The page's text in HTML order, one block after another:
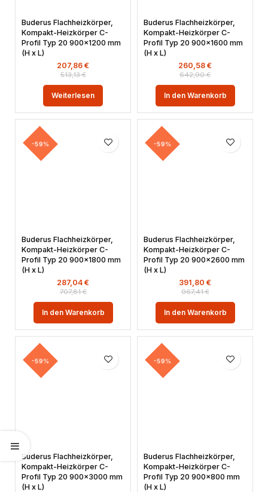
Buderus Flachheizkörper,
Kompakt-Heizkörper C-
Profil Typ 20 900×1200 mm
(H x L)
513,13€
207,86 €
Weiterlesen
Buderus Flachheizkörper,
Kompakt-Heizkörper C-
Profil Typ 20 900×1600 mm
(H x L)
642,90€
260,58 €
In den Warenkorb
-59%
Buderus Flachheizkörper,
Kompakt-Heizkörper C-
Profil Typ 20 900×1800 mm
(H x L)
707,81€
287,04 €
In den Warenkorb
-59%
Buderus Flachheizkörper,
Kompakt-Heizkörper C-
Profil Typ 20 900×2600 mm
(H x L)
967,41€
391,80 €
In den Warenkorb
-59%
Buderus Flachheizkörper,
Kompakt-Heizkörper C-
Profil Typ 20 900×3000 mm
(H x L)
-59%
Buderus Flachheizkörper,
Kompakt-Heizkörper C-
Profil Typ 20 900×800 mm
(H x L)